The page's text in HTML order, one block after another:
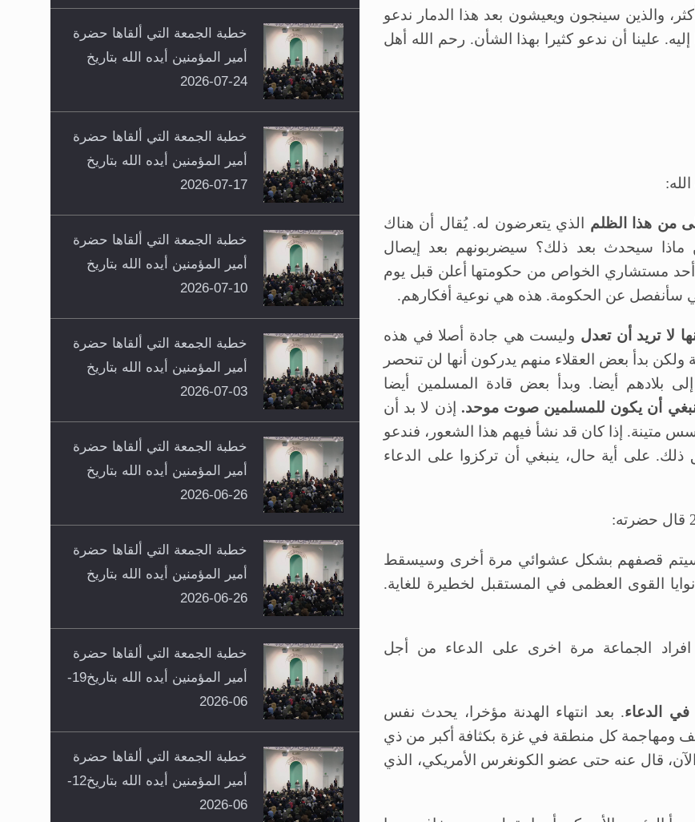
والذين سينجون ويعيشون بعد هذا الدمار ندعو
علينا أن ندعو كثيرا بهذا الشأن. رحم الله أهل
من هذا الظلم الذي يتعرضون له. يُقال أن هناك
ماذا سيحدث بعد ذلك؟ سيضربونهم بعد إيصال
أحد مستشاري الخواص من حكومتها أعلن قبل يوم
سأنفصل عن الحكومة. هذه هي نوعية أفكارهم.
لا تريد أن تعدل وليست هي جادة أصلا في هذه
بدأ بعض العقلاء منهم يدركون أنها لن تنحصر
أيضا. وبدأ بعض قادة المسلمين أيضا
أن يكون للمسلمين صوت موحد. إذن لا بد أن
متينة. إذا كان قد نشأ فيهم هذا الشعور، فندعو
ذلك. على أية حال، ينبغي أن تركزوا على الدعاء
سيتم قصفهم بشكل عشوائي مرة أخرى وسيسقط
القوى العظمى في المستقبل لخطيرة للغاية.
8-12-2023 حثّ حضرته افراد الجماعة مرة اخرى على الدعاء من أجل
في الدعاء. بعد انتهاء الهدنة مؤخرا، يحدث نفس
ومهاجمة كل منطقة في غزة بكثافة أكبر من ذي
قال عنه حتى عضو الكونغرس الأمريكي، الذي
خطبة الجمعة التي ألقاها حضرة
أمير المؤمنين أيده الله بتاريخ
24-07-2026
خطبة الجمعة التي ألقاها حضرة
أمير المؤمنين أيده الله بتاريخ
17-07-2026
خطبة الجمعة التي ألقاها حضرة
أمير المؤمنين أيده الله بتاريخ
10-07-2026
خطبة الجمعة التي ألقاها حضرة
أمير المؤمنين أيده الله بتاريخ
03-07-2026
خطبة الجمعة التي ألقاها حضرة
أمير المؤمنين أيده الله بتاريخ
26-06-2026
خطبة الجمعة التي ألقاها حضرة
أمير المؤمنين أيده الله بتاريخ
26-06-2026
خطبة الجمعة التي ألقاها حضرة
أمير المؤمنين أيده الله بتاريخ19-
06-2026
خطبة الجمعة التي ألقاها حضرة
أمير المؤمنين أيده الله بتاريخ12-
06-2026